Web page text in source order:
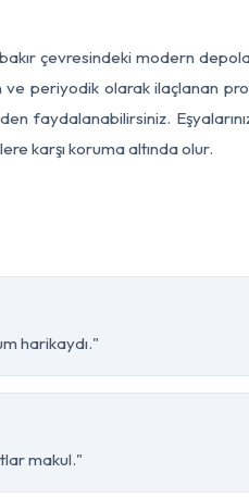
çevresindeki modern
periyodik olarak ilaçlanan
faydalanabilirsiniz.
karşı koruma altında olur.
harikaydı."
makul."